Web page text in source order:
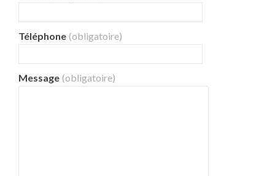
Téléphone (obligatoire)
Message (obligatoire)